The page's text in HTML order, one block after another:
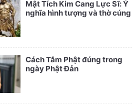
Mật Tích Kim Cang Lực Sĩ: Ý
nghĩa hình tượng và thờ cúng
Cách Tắm Phật đúng trong
ngày Phật Đản